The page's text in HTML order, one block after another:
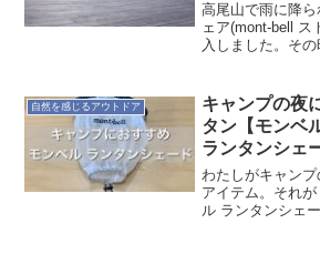
高尾山で雨に降
ェア(mont-bell ス
入しました。そ
ないので、うっ
は雨...
自然を感じるアウトドア
キャンプの夜
タン【モンベ
ランタンシェ
わたしがキャン
アイテム。それ
ル ランタンシェ